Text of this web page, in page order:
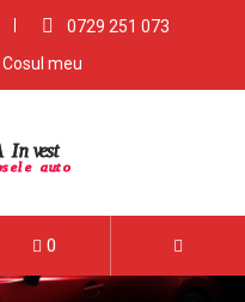
0729 251 073
Cosul meu
0